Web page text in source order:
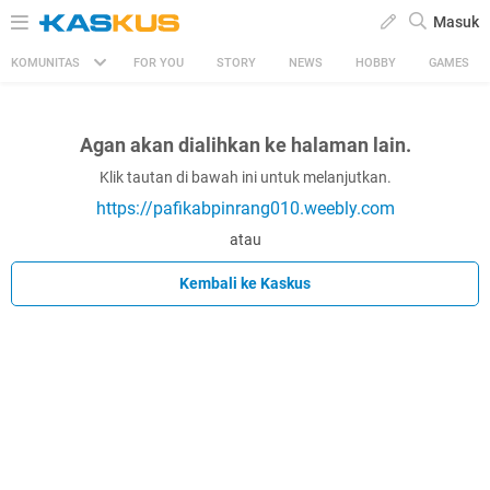
Masuk
KOMUNITAS FOR YOU STORY NEWS HOBBY GAMES
Agan akan dialihkan ke halaman lain.
Klik tautan di bawah ini untuk melanjutkan.
https://pafikabpinrang010.weebly.com
atau
Kembali ke Kaskus